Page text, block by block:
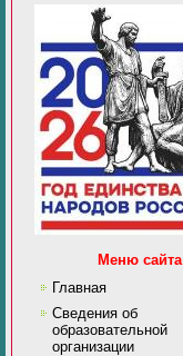
Меню сайта
Главная
Сведения об
образовательной
организации